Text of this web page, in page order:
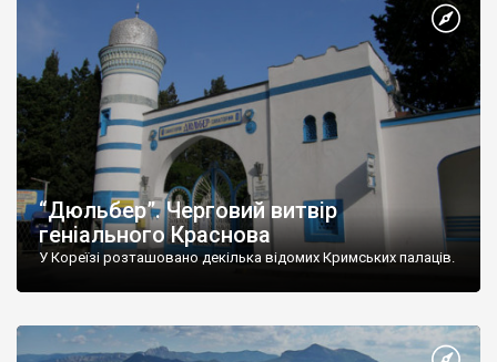
“Дюльбер”. Черговий витвір
геніального Краснова
У Кореїзі розташовано декілька відомих Кримських палаців.